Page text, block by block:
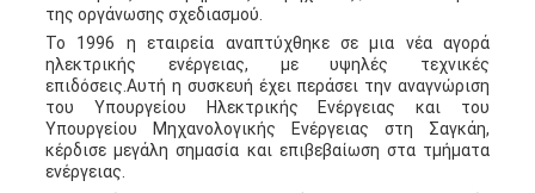
της οργάνωσης σχεδιασμού.
Το 1996 η εταιρεία αναπτύχθηκε σε μια νέα αγορά
ηλεκτρικής ενέργειας, με υψηλές τεχνικές
επιδόσεις.Αυτή η συσκευή έχει περάσει την αναγνώριση
του Υπουργείου Ηλεκτρικής Ενέργειας και του
Υπουργείου Μηχανολογικής Ενέργειας στη Σαγκάη,
κέρδισε μεγάλη σημασία και επιβεβαίωση στα τμήματα
ενέργειας.